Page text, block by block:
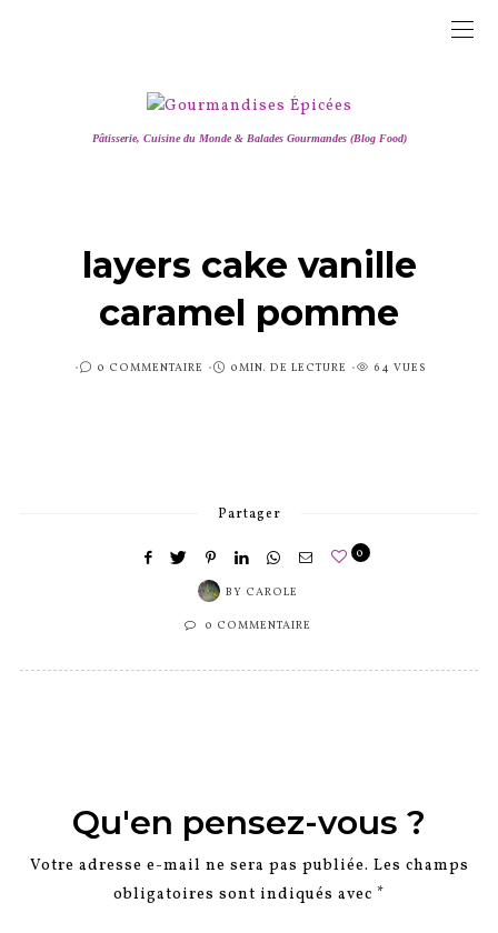
Pâtisserie, Cuisine du Monde & Balades Gourmandes (Blog Food)
layers cake vanille
caramel pomme
PUBLIÉ0 COMMENTAIRE 0MIN. DE LECTURE 64 VUES
Partager
BY CAROLE
0
0 COMMENTAIRE
Qu'en pensez-vous ?
Votre adresse e-mail ne sera pas publiée. Les champs
obligatoires sont indiqués avec *